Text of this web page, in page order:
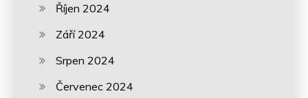
Říjen 2024
Září 2024
Srpen 2024
Červenec 2024